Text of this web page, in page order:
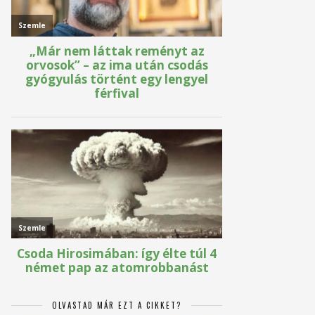
OLVASTAD MÁR EZT A CIKKET?